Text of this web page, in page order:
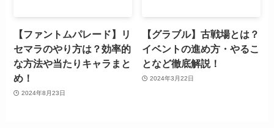
【ファントムパレード】リ
セマラのやり方は？効率的
な方法や当たりキャラまと
め！
2024年8月23日
【グラブル】古戦場とは？
イベントの進め方・やるこ
となど徹底解説！
2024年3月22日